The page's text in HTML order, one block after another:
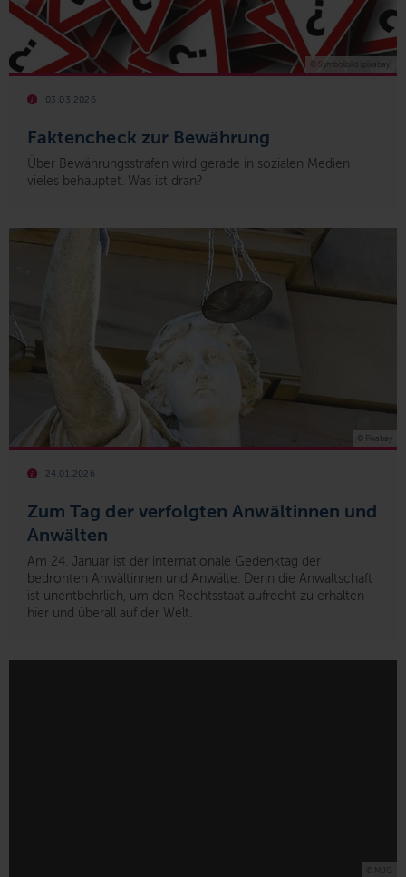
Faktencheck zur Bewährung
03.03.2026
Über Bewährungsstrafen wird gerade in sozialen Medien
vieles behauptet. Was ist dran?
© Symbolbild (pixabay)
Zum Tag der verfolgten Anwältinnen und
Anwälten
24.01.2026
Am 24. Januar ist der internationale Gedenktag der
bedrohten Anwältinnen und Anwälte. Denn die Anwaltschaft
ist unentbehrlich, um den Rechtsstaat aufrecht zu erhalten –
hier und überall auf der Welt.
© Pixabay